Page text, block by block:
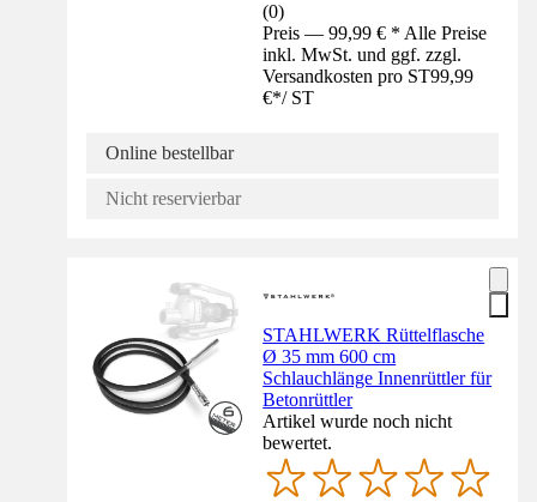
(0)
Preis — 99,99 € * Alle Preise
inkl. MwSt. und ggf. zzgl.
Versandkosten pro ST99,99
€*/ ST
Online bestellbar
Nicht reservierbar
STAHLWERK Rüttelflasche
Ø 35 mm 600 cm
Schlauchlänge Innenrüttler für
Betonrüttler
Artikel wurde noch nicht
bewertet.